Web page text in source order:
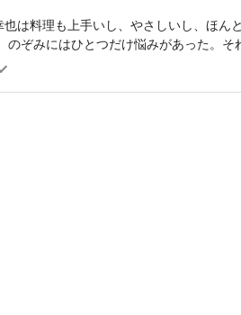
は料理も上手いし、やさしいし、ほん
みにはひとつだけ悩みがあった。そ
くないのに、なんでイケないの…？そん